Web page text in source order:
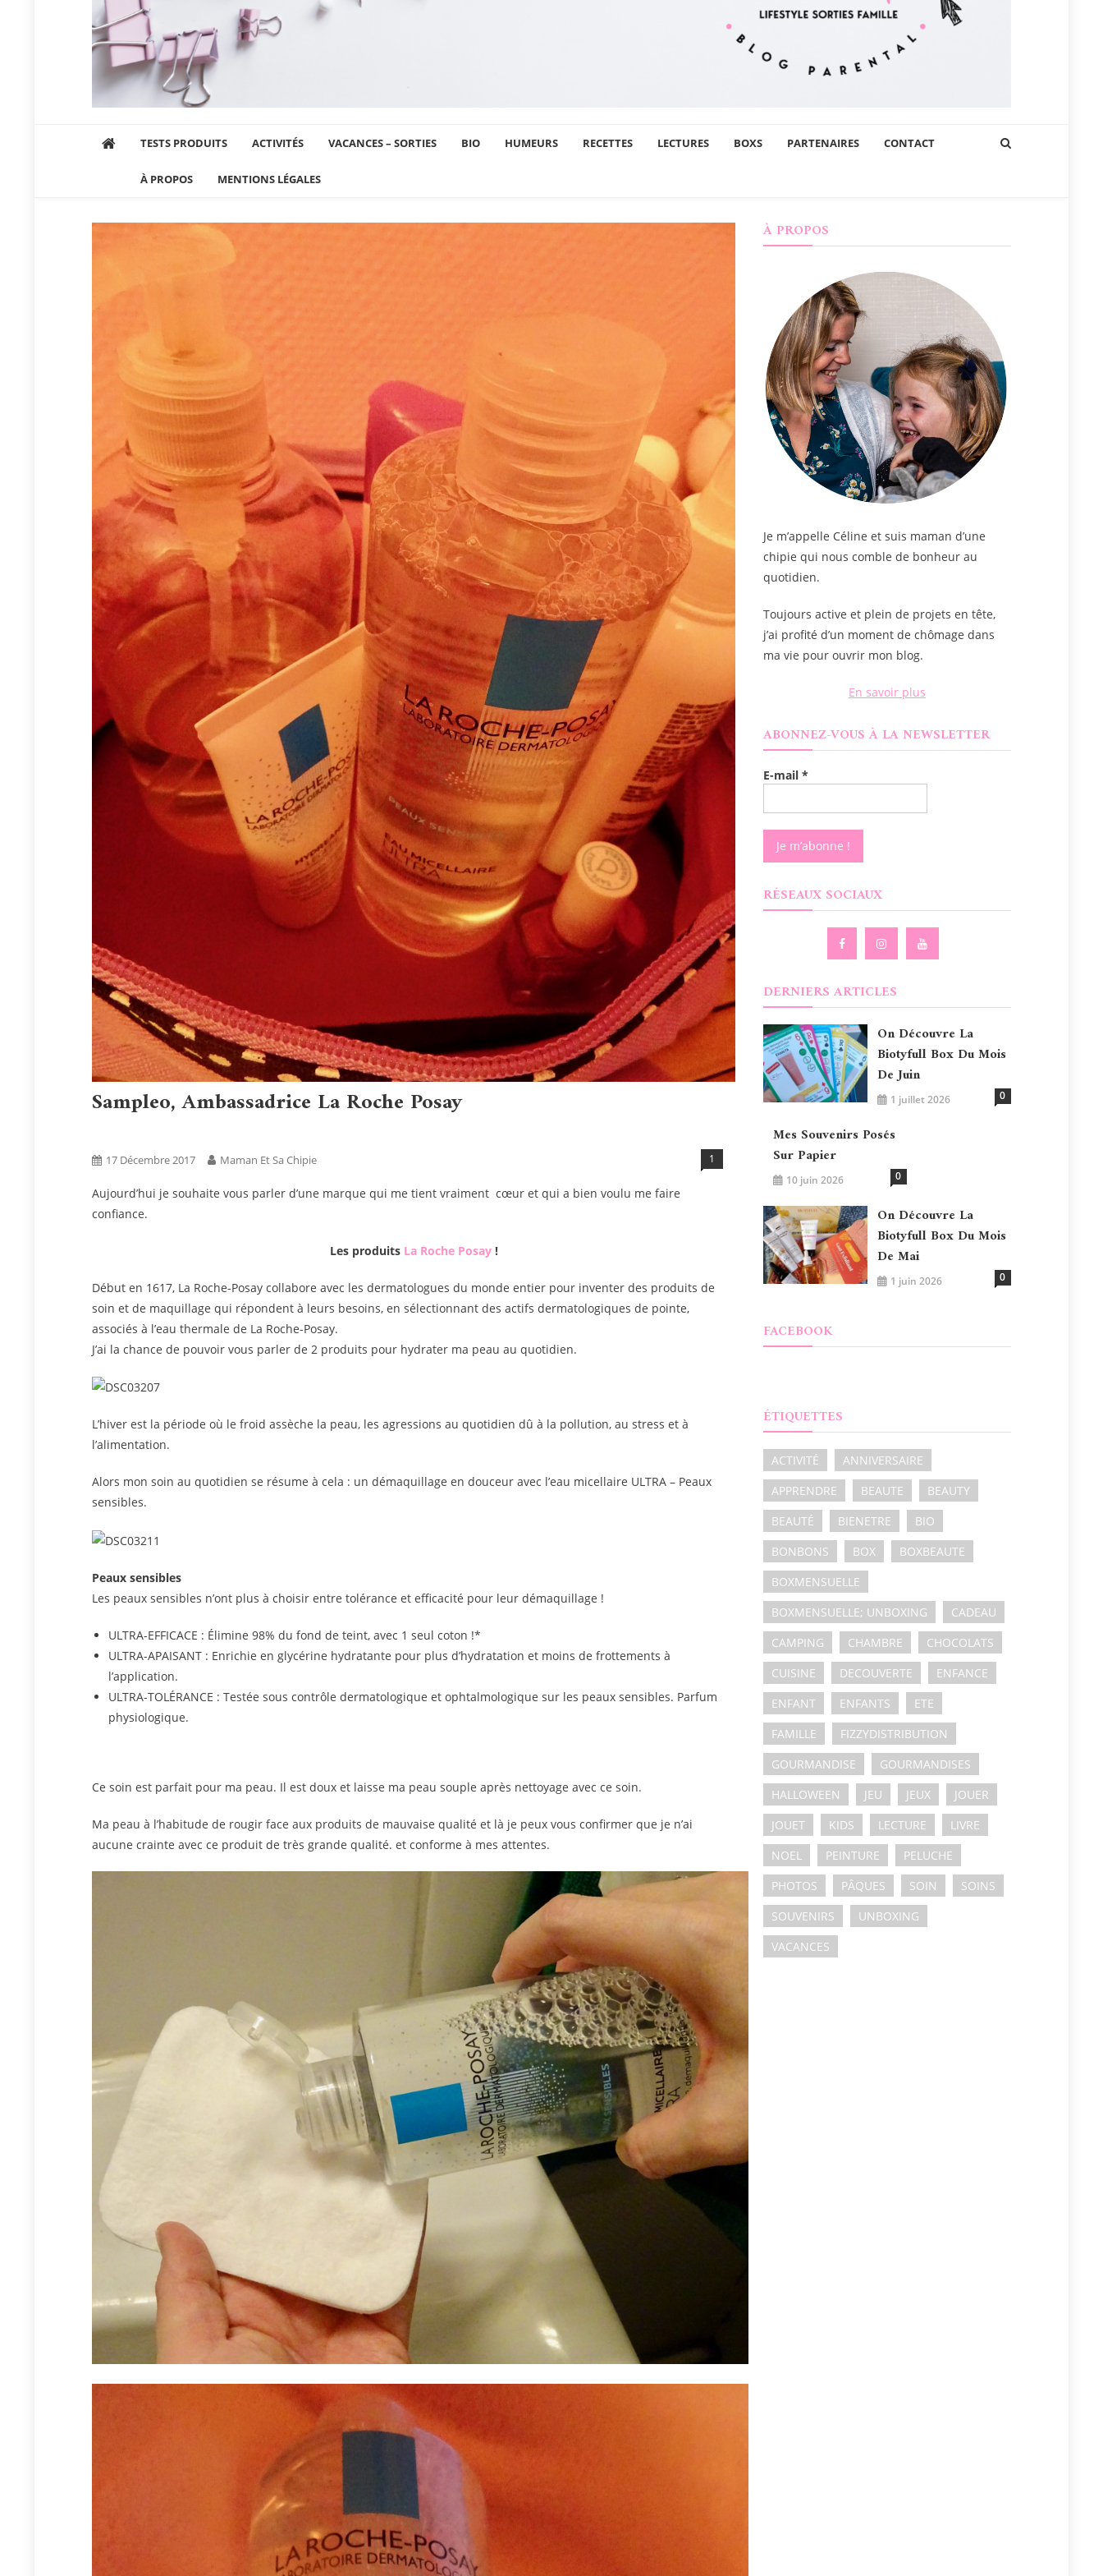
TESTS PRODUITS ACTIVITÉS VACANCES – SORTIES BIO HUMEURS RECETTES LECTURES BOXS PARTENAIRES CONTACT
À PROPOS MENTIONS LÉGALES
Sampleo, Ambassadrice La Roche Posay
17 Décembre 2017 Maman Et Sa Chipie 1
Aujourd’hui je souhaite vous parler d’une marque qui me tient vraiment cœur et qui a bien voulu me faire
confiance.
Les produits La Roche Posay !
Début en 1617, La Roche-Posay collabore avec les dermatologues du monde entier pour inventer des produits de
soin et de maquillage qui répondent à leurs besoins, en sélectionnant des actifs dermatologiques de pointe,
associés à l’eau thermale de La Roche-Posay.
J’ai la chance de pouvoir vous parler de 2 produits pour hydrater ma peau au quotidien.
L’hiver est la période où le froid assèche la peau, les agressions au quotidien dû à la pollution, au stress et à
l’alimentation.
Alors mon soin au quotidien se résume à cela : un démaquillage en douceur avec l’eau micellaire ULTRA – Peaux
sensibles.
Peaux sensibles
Les peaux sensibles n’ont plus à choisir entre tolérance et efficacité pour leur démaquillage !
ULTRA-EFFICACE : Élimine 98% du fond de teint, avec 1 seul coton !*
ULTRA-APAISANT : Enrichie en glycérine hydratante pour plus d’hydratation et moins de frottements à
l’application.
ULTRA-TOLÉRANCE : Testée sous contrôle dermatologique et ophtalmologique sur les peaux sensibles. Parfum
physiologique.
Ce soin est parfait pour ma peau. Il est doux et laisse ma peau souple après nettoyage avec ce soin.
Ma peau à l’habitude de rougir face aux produits de mauvaise qualité et là je peux vous confirmer que je n’ai
aucune crainte avec ce produit de très grande qualité. et conforme à mes attentes.
À PROPOS
Je m’appelle Céline et suis maman d’une
chipie qui nous comble de bonheur au
quotidien.
Toujours active et plein de projets en tête,
j’ai profité d’un moment de chômage dans
ma vie pour ouvrir mon blog.
En savoir plus
ABONNEZ-VOUS À LA NEWSLETTER
E-mail *
RÉSEAUX SOCIAUX
DERNIERS ARTICLES
On Découvre La
Biotyfull Box Du Mois
De Juin
1 juillet 2026 0
Mes Souvenirs Posés
Sur Papier
10 juin 2026 0
On Découvre La
Biotyfull Box Du Mois
De Mai
1 juin 2026 0
FACEBOOK
ÉTIQUETTES
ACTIVITÉ
ANNIVERSAIRE
APPRENDRE
BEAUTE
BEAUTY
BEAUTÉ
BIENETRE
BIO
BONBONS
BOX
BOXBEAUTE
BOXMENSUELLE
BOXMENSUELLE; UNBOXING
CADEAU
CAMPING
CHAMBRE
CHOCOLATS
CUISINE
DECOUVERTE
ENFANCE
ENFANT
ENFANTS
ETE
FAMILLE
FIZZYDISTRIBUTION
GOURMANDISE
GOURMANDISES
HALLOWEEN
JEU JEUX
JOUER
JOUET
KIDS LECTURE
LIVRE
NOEL
PEINTURE
PELUCHE
PHOTOS
PÂQUES SOIN
SOINS
SOUVENIRS
UNBOXING
VACANCES